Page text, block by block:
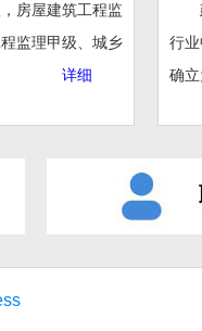
房屋建筑工程监
监理甲级、城乡
详细
行
确